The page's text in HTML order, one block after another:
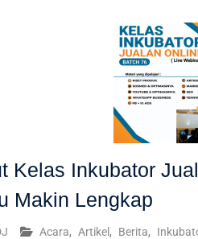
Kelas Inkubator
Makin Lengkap
Acara, Artikel , Berita,